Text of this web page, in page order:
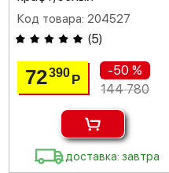
Код товара: 204527
(5)
72390Р
-50 %
144 780
доставка: завтра